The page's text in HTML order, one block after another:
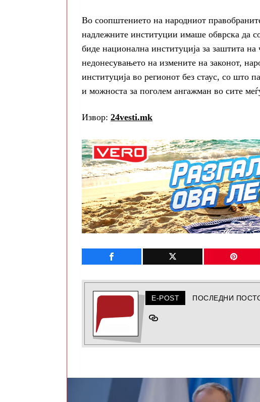
Во соопштението на народниот
надлежните институции имаше обврска да
биде национална институција за заштита
недонесувањето на измените на законот,
институција во регионот без стаус, со што
и можноста за поголем ангажман во сите
Извор: 24vesti.mk
E-POST ПОСЛЕДНИ